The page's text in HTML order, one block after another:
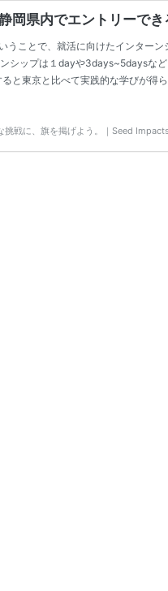
岡県内でエントリーで
うことで、就活に向けたインター
シップは１dayや3days~5daysな
と東京と比べて実践的な学びが
挑戦に、旗を掲げよう。｜Seed